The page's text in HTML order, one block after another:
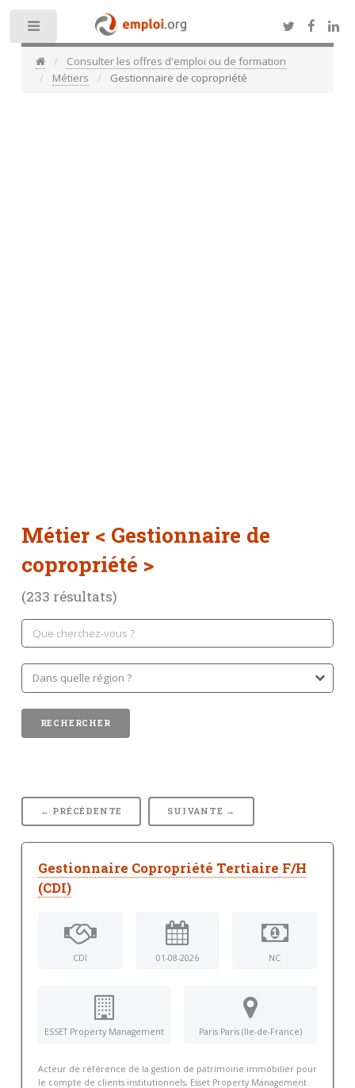
Consulter les offres d'emploi ou de formation
Métiers
Gestionnaire de copropriété
Métier < Gestionnaire de
copropriété >
(233 résultats)
← PRÉCÉDENTE SUIVANTE →
Gestionnaire Copropriété Tertiaire F/H
(CDI)
CDI 01-08-2026 NC
ESSET Property Management Paris Paris (Ile-de-France)
Acteur de référence de la gestion de patrimoine immobilier pour
le compte de clients institutionnels, Esset Property Management
Toggle